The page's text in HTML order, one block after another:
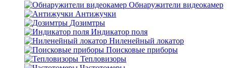
Обнаружители видеокамер
Антижучки
Дозимтры
Индикатор поля
Ниленейный локатор
Поисковые приборы
Тепловизоры